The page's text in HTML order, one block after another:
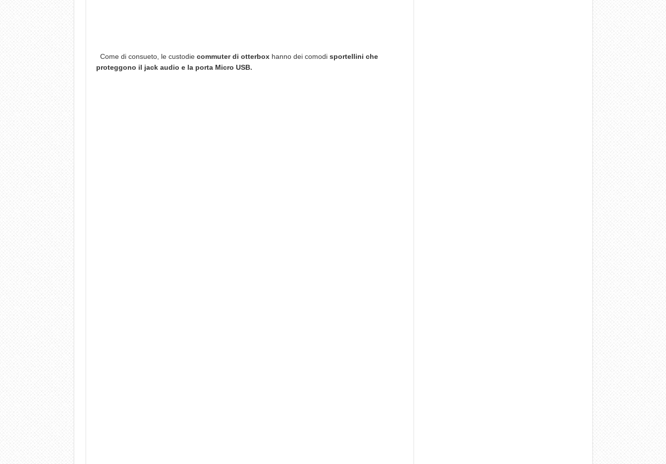
Come di consueto, le custodie commuter di otterboxhanno dei comodi sportellini che
proteggono il jack audio e la porta Micro USB.